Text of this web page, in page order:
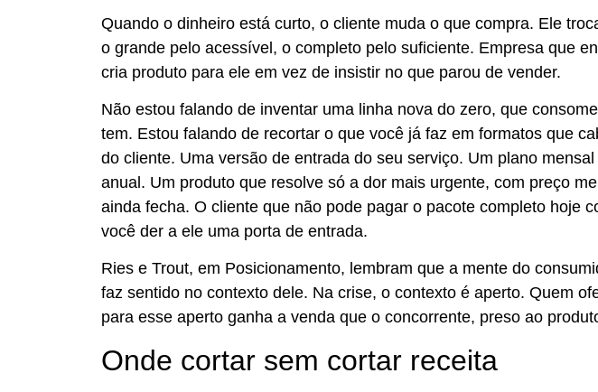
Quando o dinheiro está curto, o cliente muda o que compra. Ele
o grande pelo acessível, o completo pelo suficiente. Empresa que
cria produto para ele em vez de insistir no que parou de vender.
Não estou falando de inventar uma linha nova do zero, que
tem. Estou falando de recortar o que você já faz em formatos que
do cliente. Uma versão de entrada do seu serviço. Um plano
anual. Um produto que resolve só a dor mais urgente, com preço
ainda fecha. O cliente que não pode pagar o pacote completo hoje
você der a ele uma porta de entrada.
Ries e Trout, em Posicionamento, lembram que a mente do
faz sentido no contexto dele. Na crise, o contexto é aperto. Quem
para esse aperto ganha a venda que o concorrente, preso ao
Onde cortar sem cortar receita